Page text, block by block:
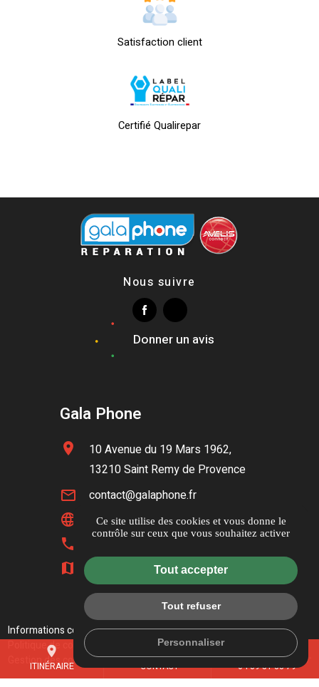
Satisfaction client
Certifié Qualirepar
place
ITINÉRAIRE CONTACT 04 89 51 33 79
Nous suivre
Donner un avis
Gala Phone
location_on
10 Avenue du 19 Mars 1962,
13210 Saint Remy de Provence
mail_outline
contact@galaphone.fr
language
www.galaphone.fr
phone
map
Informations complémentairesMentions légales
Politique de confidentialité
Guide local
Gestion des cookies
Ce site utilise des cookies et vous donne le
contrôle sur ceux que vous souhaitez activer
Tout accepter
Tout refuser
Personnaliser